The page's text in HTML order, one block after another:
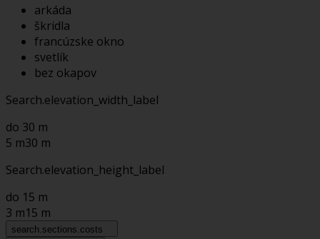
arkáda
škridla
francúzske okno
svetlík
bez okapov
Search.elevation_width_label
do 30 m
5 m30 m
Search.elevation_height_label
do 15 m
3 m15 m
search.sections.costs